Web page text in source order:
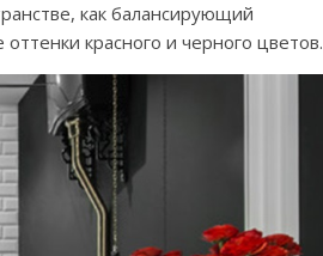
как балансирующий
красного и черного цветов.